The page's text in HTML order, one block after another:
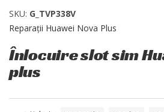
SKU: G_TVP338V
Reparații Huawei Nova Plus
Înlocuire slot sim
plus